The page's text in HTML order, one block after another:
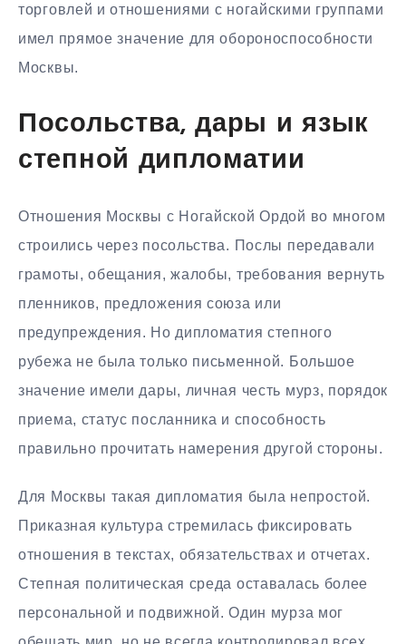
торговлей и отношениями с ногайскими группами
имел прямое значение для обороноспособности
Москвы.
Посольства, дары и язык
степной дипломатии
Отношения Москвы с Ногайской Ордой во многом
строились через посольства. Послы передавали
грамоты, обещания, жалобы, требования вернуть
пленников, предложения союза или
предупреждения. Но дипломатия степного
рубежа не была только письменной. Большое
значение имели дары, личная честь мурз, порядок
приема, статус посланника и способность
правильно прочитать намерения другой стороны.
Для Москвы такая дипломатия была непростой.
Приказная культура стремилась фиксировать
отношения в текстах, обязательствах и отчетах.
Степная политическая среда оставалась более
персональной и подвижной. Один мурза мог